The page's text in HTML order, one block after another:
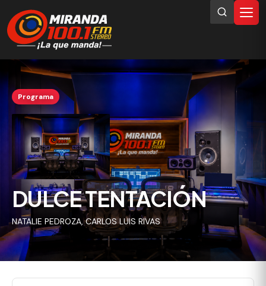
Programa
DULCE TENTACIÓN
NATALIE PEDROZA, CARLOS LUIS RIVAS